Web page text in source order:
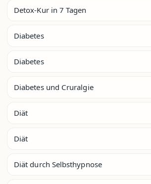
Detox-Kur in 7 Tagen
Diabetes
Diabetes
Diabetes und Cruralgie
Diät
Diät
Diät durch Selbsthypnose